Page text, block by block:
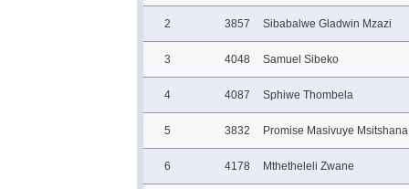
2 3857 Sibabalwe Gladwin Mzazi
3 4048 Samuel Sibeko
4 4087 Sphiwe Thombela
5 3832 Promise Masivuye Msitshana
6 4178 Mthetheleli Zwane